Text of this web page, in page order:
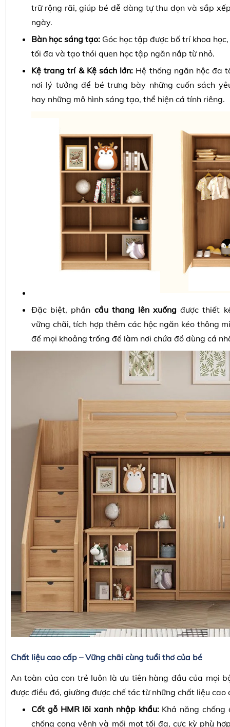
trữ rộng rãi, giúp bé dễ dàng tự thu dọn và sắp
ngày.
Bàn học sáng tạo: Góc học tập được bố trí khoa
tối đa và tạo thói quen học tập ngăn nắp từ nhỏ.
Kệ trang trí & Kệ sách lớn: Hệ thống ngăn hộc đa
nơi lý tưởng để bé trưng bày những cuốn sách
hay những mô hình sáng tạo, thể hiện cá tính riêng.
Đặc biệt, phần cầu thang lên xuống được thiết
vững chãi, tích hợp thêm các hộc ngăn kéo thông
để mọi khoảng trống để làm nơi chứa đồ dùng cá
Chất liệu cao cấp – Vững chãi cùng tuổi thơ của bé
An toàn của con trẻ luôn là ưu tiên hàng đầu của mọi
được điều đó, giường được chế tác từ những chất liệu cao
Cốt gỗ HMR lõi xanh nhập khẩu:Khả năng chống
chống cong vênh và mối mọt tối đa, cực kỳ phù